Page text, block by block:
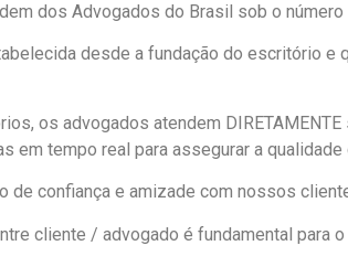
dos Advogados do Brasil sob o número
desde a fundação do escritório
os advogados atendem
em tempo real para assegurar a
de confiança e amizade com nossos
cliente / advogado é fundamental para